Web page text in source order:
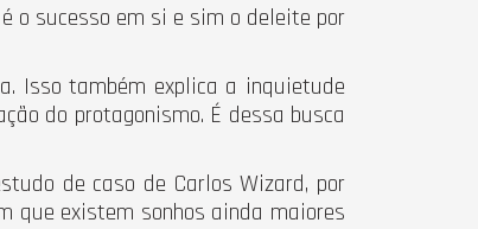
o sucesso em si e sim o deleite por
Isso também explica a inquietude
do protagonismo. É dessa busca
de caso de Carlos Wizard, por
que existem sonhos ainda maiores